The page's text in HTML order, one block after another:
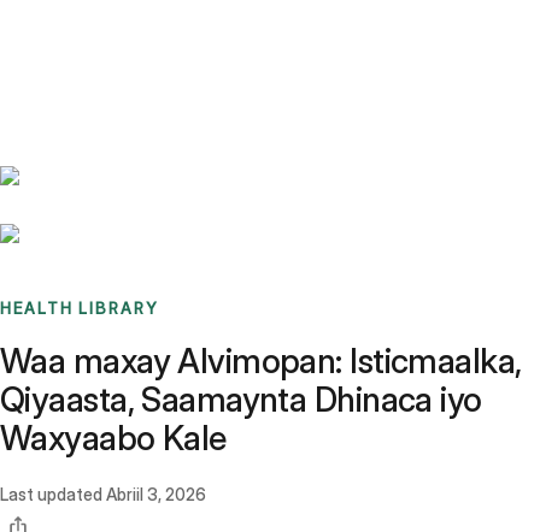
HEALTH LIBRARY
Waa maxay Alvimopan: Isticmaalka,
Qiyaasta, Saamaynta Dhinaca iyo
Waxyaabo Kale
Last updated Abriil 3, 2026